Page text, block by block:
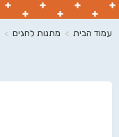
עמוד הבית > מתנות לחגים >